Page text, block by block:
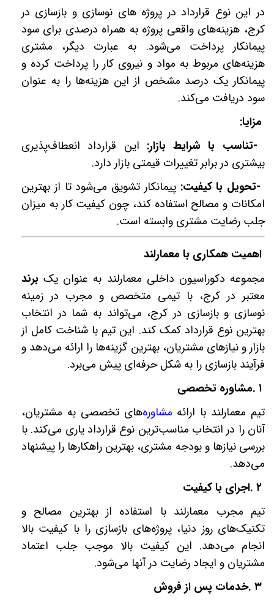
در این نوع قرارداد در پروژه های نوسازی و بازسازی در
کرج، هزینه‌های واقعی پروژه به همراه درصدی برای سود
پیمانکار پرداخت می‌شود. به عبارت دیگر، مشتری
هزینه‌های مربوط به مواد و نیروی کار را پرداخت کرده و
پیمانکار یک درصد مشخص از این هزینه‌ها را به عنوان
سود دریافت می‌کند.
مزایا:
-تناسب با شرایط بازار: این قرارداد انعطاف‌پذیری
بیشتری در برابر تغییرات قیمتی بازار دارد.
-تحویل با کیفیت: پیمانکار تشویق می‌شود تا از بهترین
امکانات و مصالح استفاده کند، چون کیفیت کار به میزان
جلب رضایت مشتری وابسته است.
اهمیت همکاری با معمارلند
مجموعه دکوراسیون داخلی معمارلند به عنوان یک برند
معتبر در کرج، با تیمی متخصص و مجرب در زمینه
نوسازی و بازسازی در کرج، می‌تواند به شما در انتخاب
بهترین نوع قرارداد کمک کند. این تیم با شناخت کامل از
بازار و نیازهای مشتریان، بهترین گزینه‌ها را ارائه می‌دهد و
فرآیند بازسازی را به شکل حرفه‌ای پیش می‌برد.
۱ .مشاوره تخصصی
تیم معمارلند با ارائه مشاوره‌های تخصصی به مشتریان،
آنان را در انتخاب مناسب‌ترین نوع قرارداد یاری می‌کند. با
بررسی نیازها و بودجه مشتری، بهترین راهکارها را پیشنهاد
می‌دهد.
۲ .اجرای با کیفیت
تیم مجرب معمارلند با استفاده از بهترین مصالح و
تکنیک‌های روز دنیا، پروژه‌های بازسازی را با کیفیت بالا
انجام می‌دهد. این کیفیت بالا موجب جلب اعتماد
مشتریان و ایجاد رضایت در آنها می‌شود.
۳ .خدمات پس از فروش